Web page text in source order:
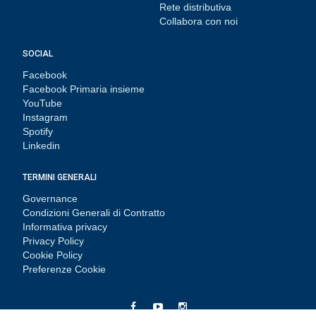
Rete distributiva
Collabora con noi
SOCIAL
Facebook
Facebook Primaria insieme
YouTube
Instagram
Spotify
Linkedin
TERMINI GENERALI
Governance
Condizioni Generali di Contratto
Informativa privacy
Privacy Policy
Cookie Policy
Preferenze Cookie